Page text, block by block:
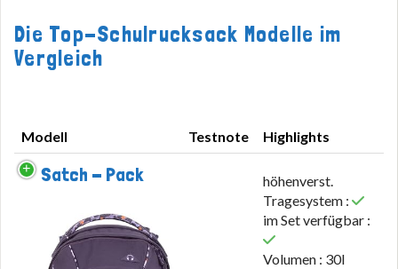
Die Top-Schulrucksack Modelle im
Vergleich
Modell Testnote
Highlights
Modell
Satch - Pack
höhenverst.
Tragesystem :
im Set verfügbar :
Volumen : 30l